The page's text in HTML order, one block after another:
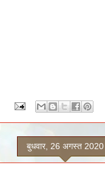
बुधवार, 26 अगस्त 2020